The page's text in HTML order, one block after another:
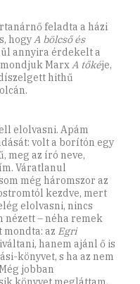
feladta a házi
hogyA bölcső és
annyira érdekelt a
mondjuk MarxA tőkéje,
hithű
elolvasni. Apám
volt a borítón egy
meg az író neve,
Váratlanul
még háromszor az
kezdve, mert
elolvasni, nincs
nézett – néha remek
mondta: az Egri
hanem ajánl ő is
könyvet, s ha az nem
jobban